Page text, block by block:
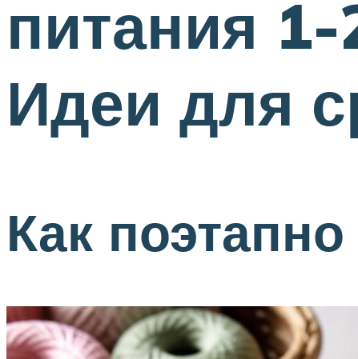
питания
Идеи для
Как